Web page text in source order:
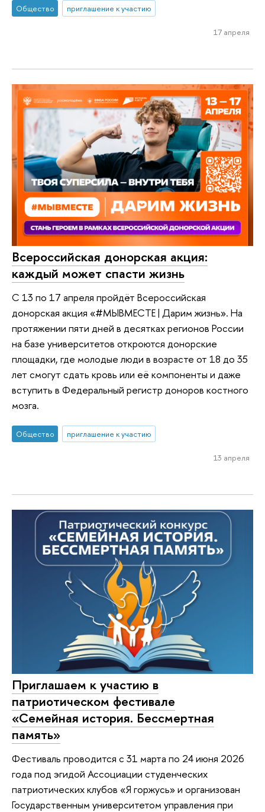
Общество приглашение к участию
17 апреля
Всероссийская донорская акция:
каждый может спасти жизнь
С 13 по 17 апреля пройдёт Всероссийская
донорская акция «#МЫВМЕСТЕ | Дарим жизнь». На
протяжении пяти дней в десятках регионов России
на базе университетов откроются донорские
площадки, где молодые люди в возрасте от 18 до 35
лет смогут сдать кровь или её компоненты и даже
вступить в Федеральный регистр доноров костного
мозга.
Общество приглашение к участию
13 апреля
Приглашаем к участию в
патриотическом фестивале
«Семейная история. Бессмертная
память»
Фестиваль проводится с 31 марта по 24 июня 2026
года под эгидой Ассоциации студенческих
патриотических клубов «Я горжусь» и организован
Государственным университетом управления при